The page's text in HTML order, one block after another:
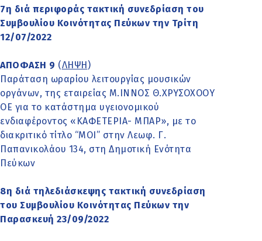
7η διά περιφοράς τακτική συνεδρίαση του
Συμβουλίου Κοινότητας Πεύκων την Τρίτη
12/07/2022
ΑΠΟΦΑΣΗ 9 (ΛΗΨΗ )
Παράταση ωραρίου λειτουργίας μουσικών
οργάνων, της εταιρείας Μ.ΙΝΝΟΣ Θ.ΧΡΥΣΟΧΟΟΥ
ΟΕ για το κατάστημα υγειονομικού
ενδιαφέροντος «ΚΑΦΕΤΕΡΙΑ- ΜΠΑΡ», με το
διακριτικό τίτλο “MOI” στην Λεωφ. Γ.
Παπανικολάου 134, στη Δημοτική Ενότητα
Πεύκων
8η διά τηλεδιάσκεψης τακτική συνεδρίαση
του Συμβουλίου Κοινότητας Πεύκων την
Παρασκευή 23/09/2022